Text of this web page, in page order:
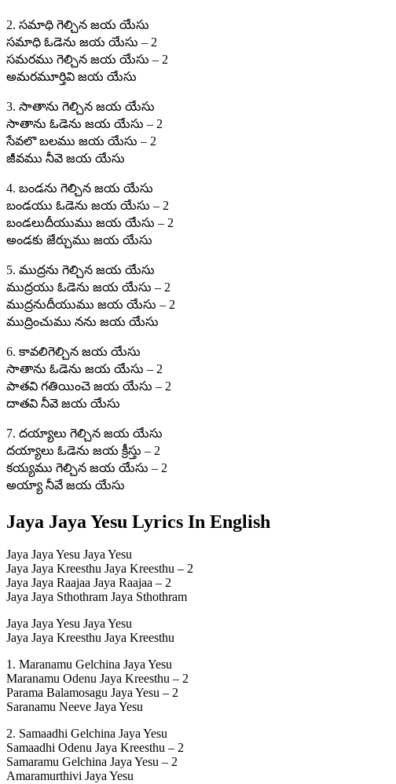
2. సమాధి గెల్చిన జయ యేసు
సమాధి ఓడెను జయ యేసు – 2
సమరము గెల్చిన జయ యేసు – 2
అమరమూర్తివి జయ యేసు
3. సాతాను గెల్చిన జయ యేసు
సాతాను ఓడెను జయ యేసు – 2
సేవలొ బలము జయ యేసు – 2
జీవము నీవె జయ యేసు
4. బండను గెల్చిన జయ యేసు
బండయు ఓడెను జయ యేసు – 2
బండలుదీయుము జయ యేసు – 2
అండకు జేర్చుము జయ యేసు
5. ముద్రను గెల్చిన జయ యేసు
ముద్రయు ఓడెను జయ యేసు – 2
ముద్రనుదీయుము జయ యేసు – 2
ముద్రించుము నను జయ యేసు
6. కావలిగెల్చిన జయ యేసు
సాతాను ఓడెను జయ యేసు – 2
పాతవి గతియించె జయ యేసు – 2
దాతవి నీవె జయ యేసు
7. దయ్యాలు గెల్చిన జయ యేసు
దయ్యాలు ఓడెను జయ క్రీస్తు – 2
కయ్యము గెల్చిన జయ యేసు – 2
అయ్యా నీవే జయ యేసు
Jaya Jaya Yesu Lyrics In English
Jaya Jaya Yesu Jaya Yesu
Jaya Jaya Kreesthu Jaya Kreesthu – 2
Jaya Jaya Raajaa Jaya Raajaa – 2
Jaya Jaya Sthothram Jaya Sthothram
Jaya Jaya Yesu Jaya Yesu
Jaya Jaya Kreesthu Jaya Kreesthu
1. Maranamu Gelchina Jaya Yesu
Maranamu Odenu Jaya Kreesthu – 2
Parama Balamosagu Jaya Yesu – 2
Saranamu Neeve Jaya Yesu
2. Samaadhi Gelchina Jaya Yesu
Samaadhi Odenu Jaya Kreesthu – 2
Samaramu Gelchina Jaya Yesu – 2
Amaramurthivi Jaya Yesu